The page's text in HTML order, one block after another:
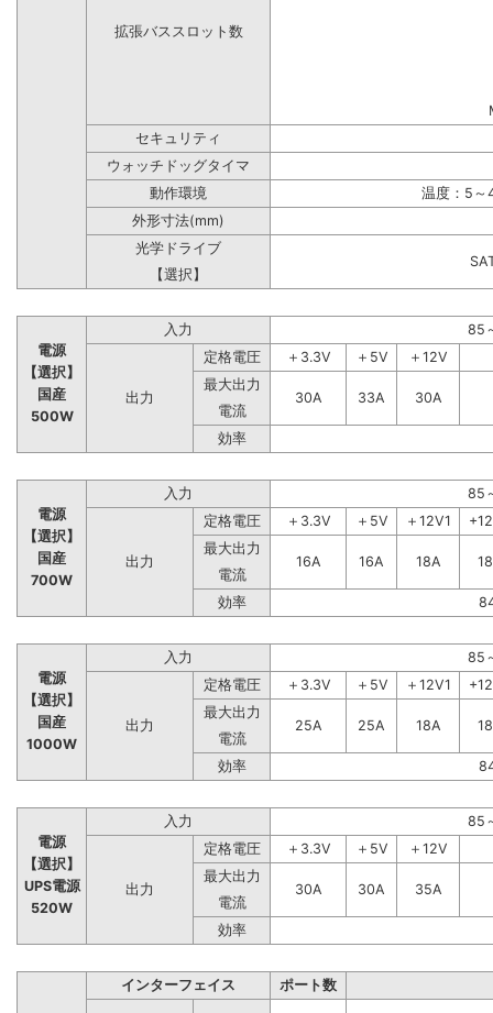
拡張バススロット数
セキュリティ
ウォッチドッグタイマ
動作環境
温度：5
外形寸法(mm)
光学ドライブ
【選択】
電源
【選択】
国産
500W
入力 85
出力
定格電圧 ＋3.3V ＋5V
＋12V
最大出力
30A
33A
30A
電流
効率
電源
【選択】
国産
700W
入力 85
出力
定格電圧 ＋3.3V ＋5V ＋12V1
最大出力
16A
16A 18A
電流
効率
電源
【選択】
国産
1000W
入力 85
出力
定格電圧 ＋3.3V ＋5V ＋12V1
最大出力
25A
25A 18A
電流
効率
電源
【選択】
UPS電源
520W
入力 85
出力
定格電圧 ＋3.3V ＋5V
＋12V
最大出力
30A
30A
35A
電流
効率
インターフェイス ポート数